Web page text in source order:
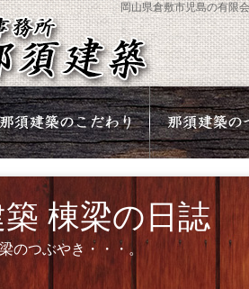
岡山県倉敷市児島の有限
棟梁の日誌
のつぶやき・・・。